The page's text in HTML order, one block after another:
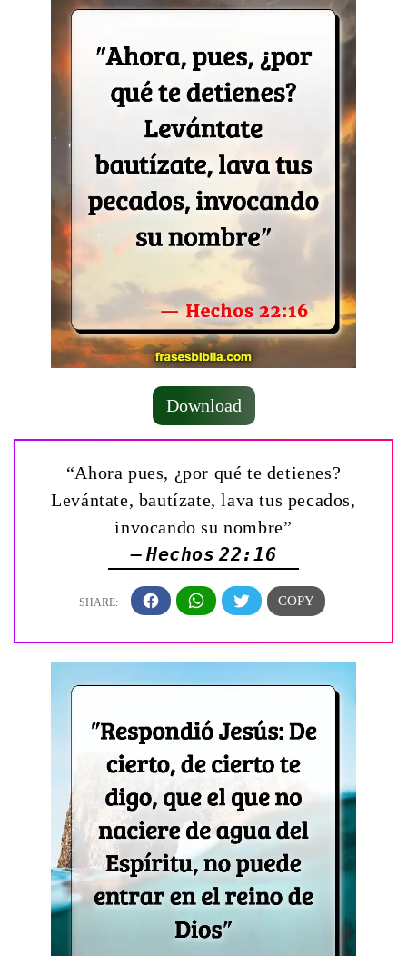
Download
“Ahora pues, ¿por qué te detienes?
Levántate, bautízate, lava tus pecados,
invocando su nombre”
— Hechos 22:16